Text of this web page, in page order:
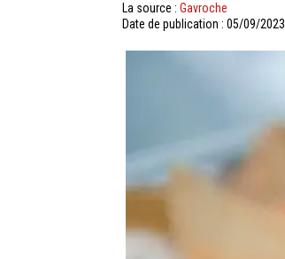
La source : Gavroche
Date de publication : 05/09/2023